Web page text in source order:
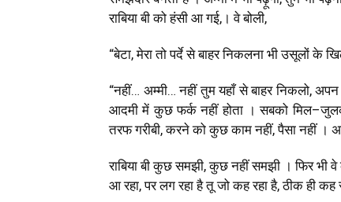
राबिया बी को हंसी आ गई, । वे बोली,
“बेटा,मेरा तो पर्दे से बाहर निकलना भी उसूलों के
“नहीं… अम्मी… नहीं तुम यहाँ से बाहर निकलो,अपन
आदमी में कुछ फर्क नहीं होता । सबको
तरफ गरीबी,करने को कुछ काम नहीं,पैसा नहीं ।
राबिया बी कुछ समझी,कुछ नहीं समझी । फिर भी
आ रहा,पर लग रहा है तू जो कह रहा है,ठीक ही कह